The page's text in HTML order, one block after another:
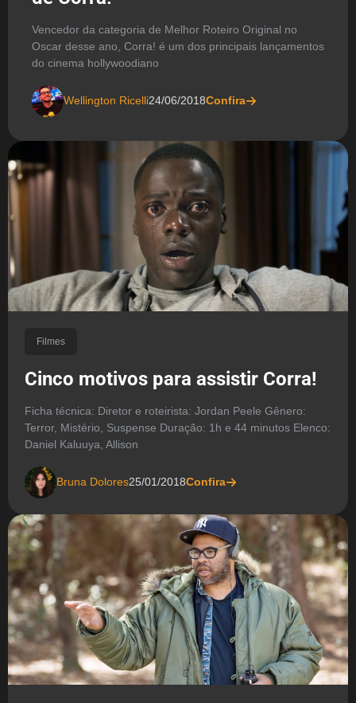
Vencedor da categoria de Melhor Roteiro Original no
Oscar desse ano, Corra! é um dos principais lançamentos
do cinema hollywoodiano
Wellington Ricelli24/06/2018Confira
Filmes
Cinco motivos para assistir Corra!
Ficha técnica: Diretor e roteirista: Jordan Peele Gênero:
Terror, Mistério, Suspense Duração: 1h e 44 minutos Elenco:
Daniel Kaluuya, Allison
Bruna Dolores25/01/2018Confira